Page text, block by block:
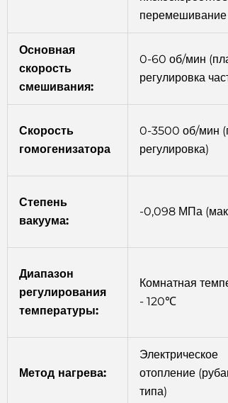
перемешивание
Основная
скорость
смешивания:
0-60 об/мин
регулировка
Скорость
гомогенизатора
0-3500 об/мин
регулировка)
Степень
вакуума:
-0,098 МПа
Диапазон
регулирования
температуры:
Комнатная
- 120℃
Метод нагрева:
Электрическое
отопление
типа)